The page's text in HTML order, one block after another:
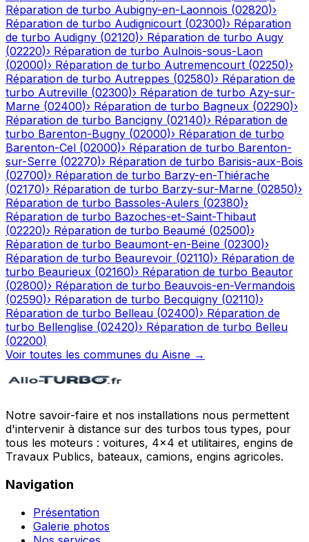
Réparation de turbo Aubigny-en-Laonnois (02820)›
Réparation de turbo Audignicourt (02300)› Réparation
de turbo Audigny (02120)› Réparation de turbo Augy
(02220)› Réparation de turbo Aulnois-sous-Laon
(02000)› Réparation de turbo Autremencourt (02250)›
Réparation de turbo Autreppes (02580)› Réparation de
turbo Autreville (02300)› Réparation de turbo Azy-sur-
Marne (02400)› Réparation de turbo Bagneux (02290)›
Réparation de turbo Bancigny (02140)› Réparation de
turbo Barenton-Bugny (02000)› Réparation de turbo
Barenton-Cel (02000)› Réparation de turbo Barenton-
sur-Serre (02270)› Réparation de turbo Barisis-aux-Bois
(02700)› Réparation de turbo Barzy-en-Thiérache
(02170)› Réparation de turbo Barzy-sur-Marne (02850)›
Réparation de turbo Bassoles-Aulers (02380)›
Réparation de turbo Bazoches-et-Saint-Thibaut
(02220)› Réparation de turbo Beaumé (02500)›
Réparation de turbo Beaumont-en-Beine (02300)›
Réparation de turbo Beaurevoir (02110)› Réparation de
turbo Beaurieux (02160)› Réparation de turbo Beautor
(02800)› Réparation de turbo Beauvois-en-Vermandois
(02590)› Réparation de turbo Becquigny (02110)›
Réparation de turbo Belleau (02400)› Réparation de
turbo Bellenglise (02420)› Réparation de turbo Belleu
(02200)
Voir toutes les communes du Aisne →
Notre savoir-faire et nos installations nous permettent
d'intervenir à distance sur des turbos tous types, pour
tous les moteurs : voitures, 4x4 et utilitaires, engins de
Travaux Publics, bateaux, camions, engins agricoles.
Navigation
Présentation
Galerie photos